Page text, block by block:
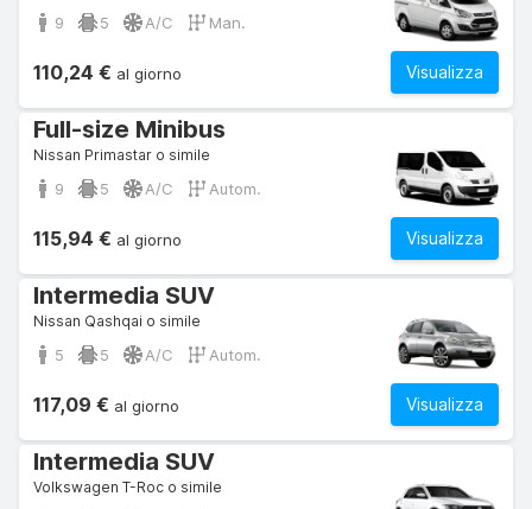
9 5 A/C Man.
Visualizza
110,24 € al giorno
Full-size Minibus
Nissan Primastar o simile
9 5 A/C Autom.
Visualizza
115,94 € al giorno
Intermedia SUV
Nissan Qashqai o simile
5 5 A/C Autom.
Visualizza
117,09 € al giorno
Intermedia SUV
Volkswagen T-Roc o simile